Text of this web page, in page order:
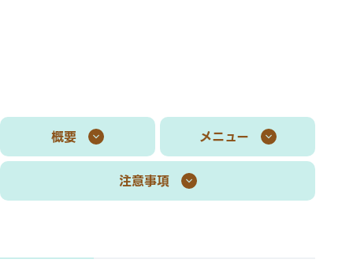
概要 メニュー
注意事項